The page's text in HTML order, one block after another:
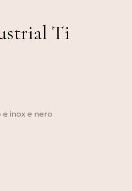
Ti
e inox e nero